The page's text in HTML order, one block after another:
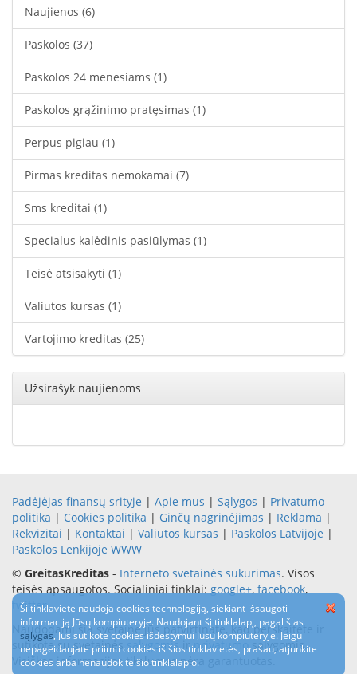
Naujienos (6)
Paskolos (37)
Paskolos 24 menesiams (1)
Paskolos grąžinimo pratęsimas (1)
Perpus pigiau (1)
Pirmas kreditas nemokamai (7)
Sms kreditai (1)
Specialus kalėdinis pasiūlymas (1)
Teisė atsisakyti (1)
Valiutos kursas (1)
Vartojimo kreditas (25)
Užsirašyk naujienoms
Padėjėjas finansų srityje | Apie mus | Sąlygos | Privatumo
politika | Cookies politika | Ginčų nagrinėjimas | Reklama |
Rekvizitai | Kontaktai | Valiutos kursas | Paskolos Latvijoje |
Paskolos Lenkijoje WWW
© GreitasKreditas - Interneto svetainės sukūrimas. Visos
teisės apsaugotos. Socialiniai tinklai: google+, facebook,
twitter
Naudodami šią svetainę jūs patvirtinate, kad perskaitėte ir
sutikote su svetainėssąlygomisirprivatumosąlygomis.
Visiškas informacijos tikslumas nėra garantuotas.
Ši tinklavietė naudoja cookies technologiją, siekiant išsaugoti
informaciją Jūsų kompiuteryje. Naudojant šį tinklalapį, pagal šias
sąlygas, Jūs sutikote cookies išdėstymui Jūsų kompiuteryje. Jeigu
nepageidaujate priimti cookies iš šios tinklavietės, prašau, atjunkite
cookies arba nenaudokite šio tinklalapio.